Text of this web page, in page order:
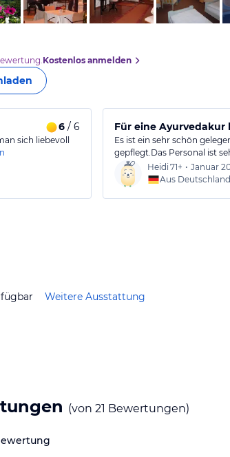
Kostenlos anmelden
6 / 6
sich liebevoll
Für eine Ayurvedakur
Es ist ein sehr schön
gepflegt.Das Personal ist
Heidi 71+ • Januar
Aus Deutschland
Weitere Ausstattung
(von 21 Bewertungen)